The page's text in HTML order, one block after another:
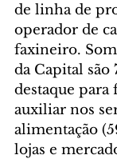
de linha de
operador de
faxineiro.
da Capital são
destaque
auxiliar nos
alimentação
lojas e